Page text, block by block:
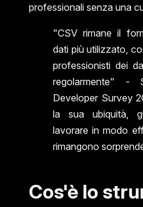
professionali senza una
"CSV rimane il
dati più utilizzato,
professionisti dei
regolarmente" -
Developer Survey
la sua ubiquità,
lavorare in modo
rimangono
Cos'è lo